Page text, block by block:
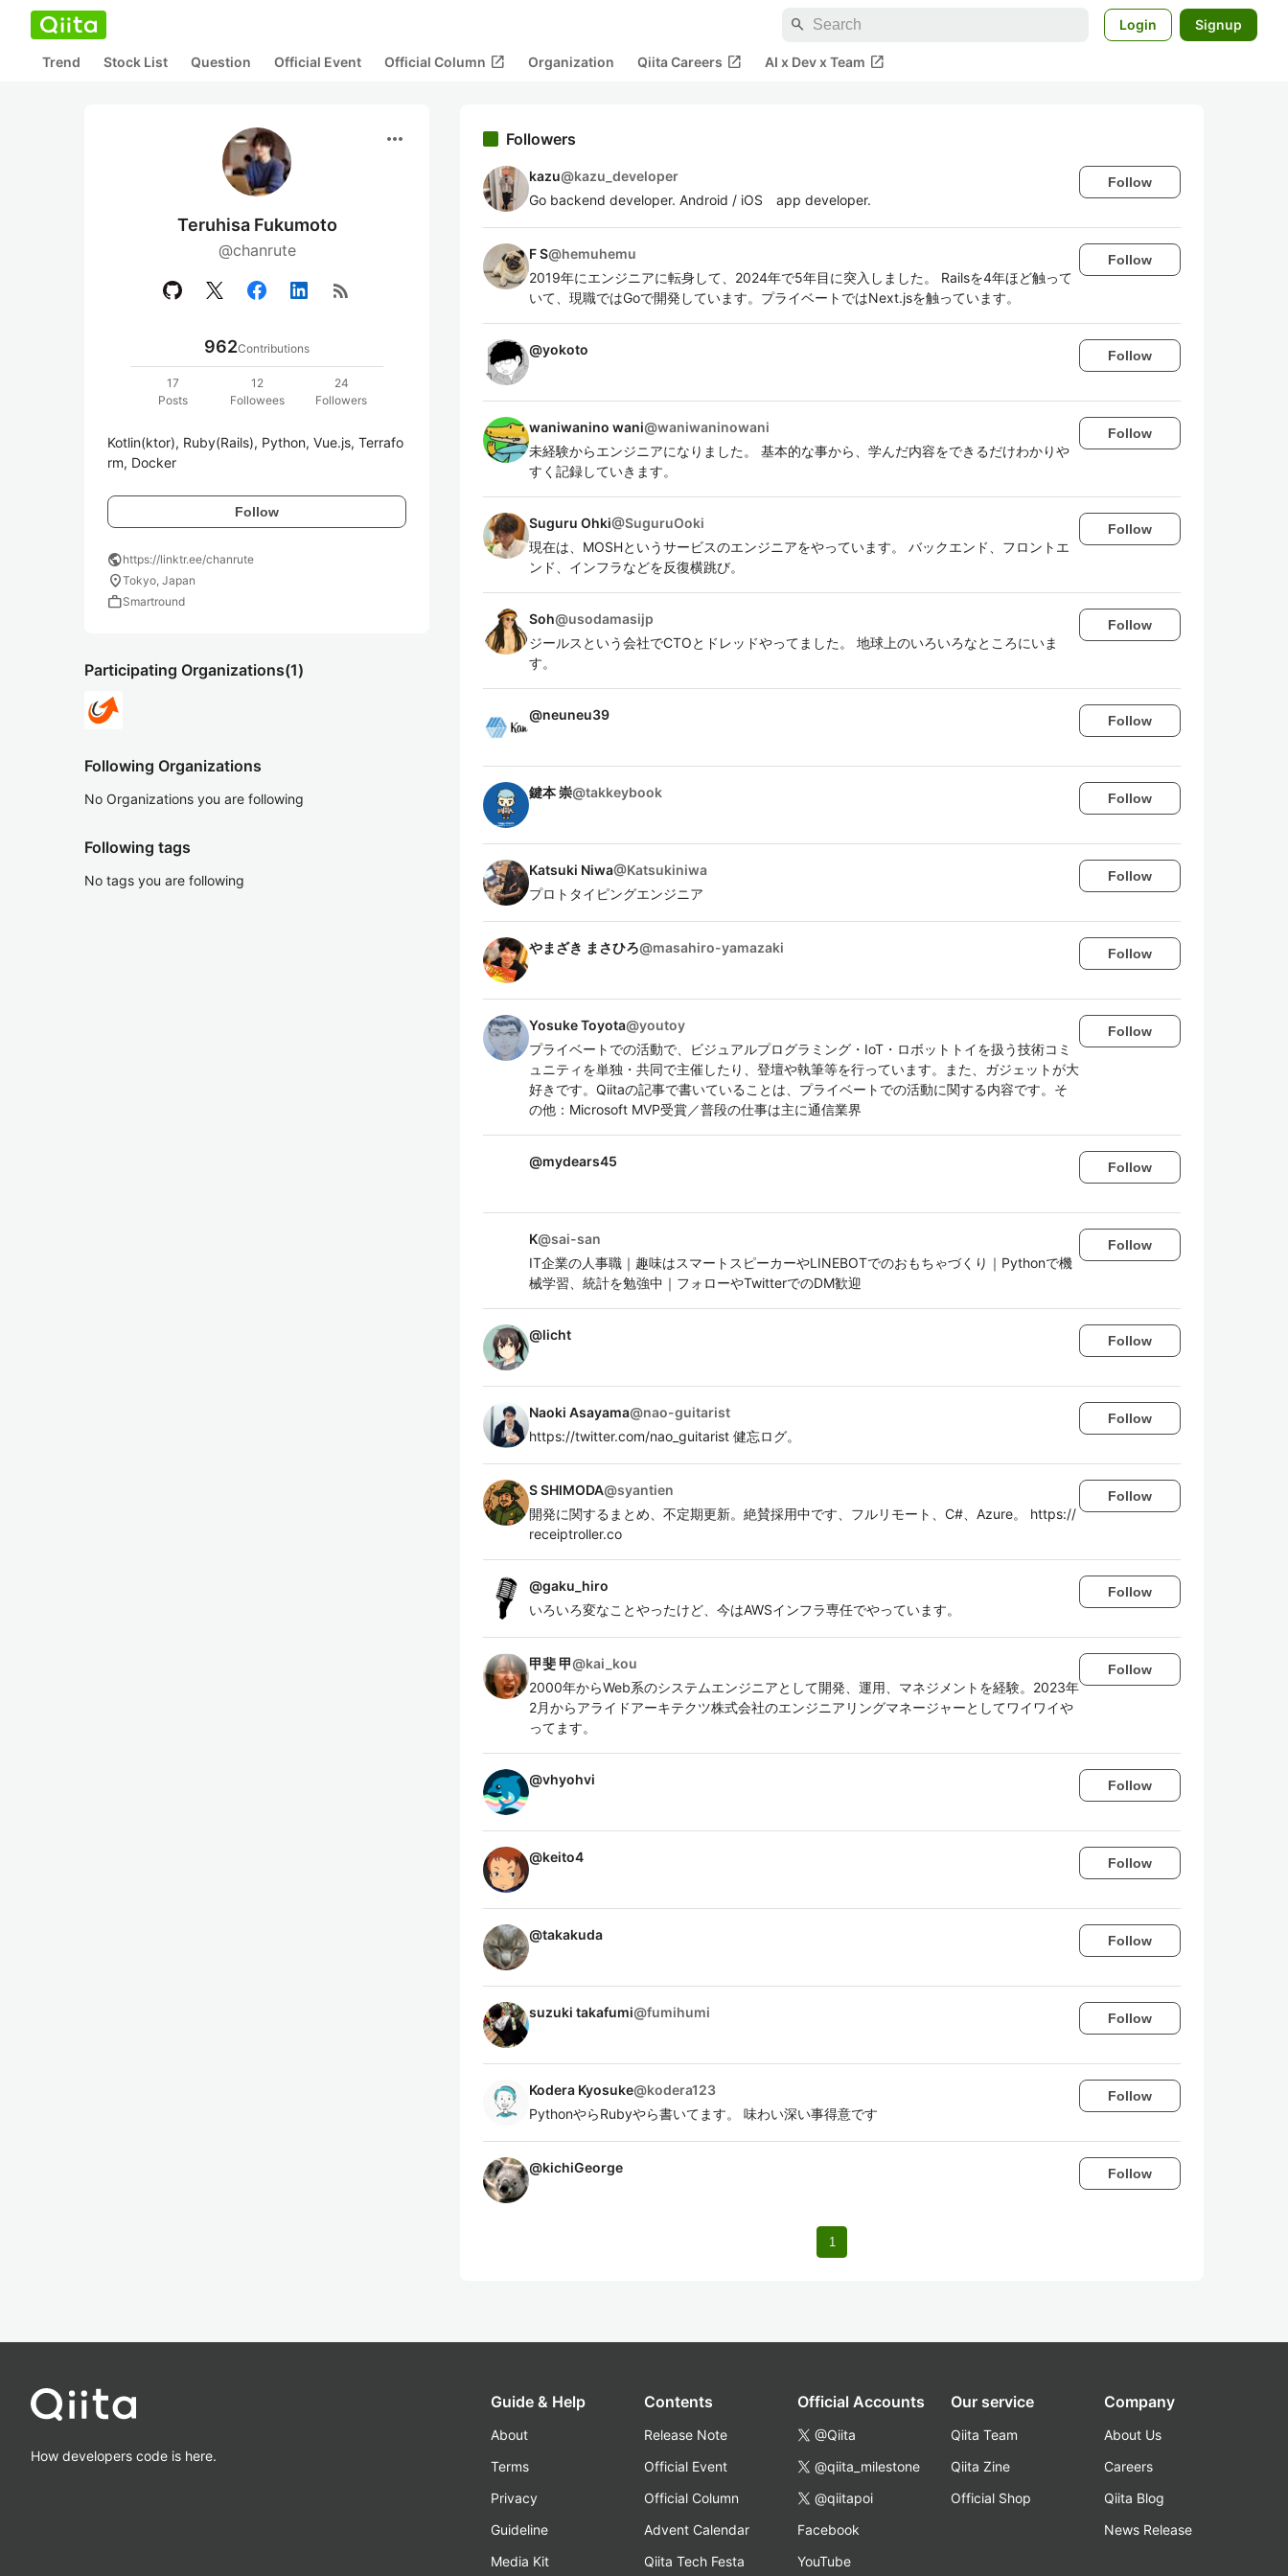
search Login Signup
Trend Stock List Question Official Event Official Column open_in_new Organization Qiita Careers open_in_new AI x Dev x Team open_in_new
more_horiz
Teruhisa Fukumoto
@chanrute
rss_feed
962Contributions
17
Posts
12
Followees
24
Followers
Kotlin(ktor), Ruby(Rails), Python, Vue.js, Terrafo
rm, Docker
Follow
publichttps://linktr.ee/chanrute
location_onTokyo, Japan
workSmartround
Participating Organizations(1)
Following Organizations
No Organizations you are following
Following tags
No tags you are following
Followers
kazu@kazu_developer
Go backend developer. Android / iOS app developer.
Follow
F S@hemuhemu
2019年にエンジニアに転身して、2024年で5年目に突入しました。 Railsを4年ほど触って
いて、現職ではGoで開発しています。プライベートではNext.jsを触っています。
Follow
@yokoto Follow
waniwanino wani@waniwaninowani
未経験からエンジニアになりました。 基本的な事から、学んだ内容をできるだけわかりや
すく記録していきます。
Follow
Suguru Ohki@SuguruOoki
現在は、MOSHというサービスのエンジニアをやっています。 バックエンド、フロントエ
ンド、インフラなどを反復横跳び。
Follow
Soh@usodamasijp
ジールスという会社でCTOとドレッドやってました。 地球上のいろいろなところにいま
す。
Follow
@neuneu39 Follow
鍵本 崇@takkeybook Follow
Katsuki Niwa@Katsukiniwa
プロトタイピングエンジニア
Follow
やまざき まさひろ@masahiro-yamazaki Follow
Yosuke Toyota@youtoy
プライベートでの活動で、ビジュアルプログラミング・IoT・ロボットトイを扱う技術コミ
ュニティを単独・共同で主催したり、登壇や執筆等を行っています。また、ガジェットが大
好きです。Qiitaの記事で書いていることは、プライベートでの活動に関する内容です。そ
の他：Microsoft MVP受賞／普段の仕事は主に通信業界
Follow
@mydears45 Follow
K@sai-san
IT企業の人事職｜趣味はスマートスピーカーやLINEBOTでのおもちゃづくり｜Pythonで機
械学習、統計を勉強中｜フォローやTwitterでのDM歓迎
Follow
@licht Follow
Naoki Asayama@nao-guitarist
https://twitter.com/nao_guitarist 健忘ログ。
Follow
S SHIMODA@syantien
開発に関するまとめ、不定期更新。絶賛採用中です、フルリモート、C#、Azure。 https://
receiptroller.co
Follow
@gaku_hiro
いろいろ変なことやったけど、今はAWSインフラ専任でやっています。
Follow
甲斐 甲@kai_kou
2000年からWeb系のシステムエンジニアとして開発、運用、マネジメントを経験。2023年
2月からアライドアーキテクツ株式会社のエンジニアリングマネージャーとしてワイワイや
ってます。
Follow
@vhyohvi Follow
@keito4 Follow
@takakuda Follow
suzuki takafumi@fumihumi Follow
Kodera Kyosuke@kodera123
PythonやらRubyやら書いてます。 味わい深い事得意です
Follow
@kichiGeorge Follow
1
How developers code is here.
Guide & Help
About
Terms
Privacy
Guideline
Media Kit
Contents
Release Note
Official Event
Official Column
Advent Calendar
Qiita Tech Festa
Official Accounts
@Qiita
@qiita_milestone
@qiitapoi
Facebook
YouTube
Our service
Qiita Team
Qiita Zine
Official Shop
Company
About Us
Careers
Qiita Blog
News Release